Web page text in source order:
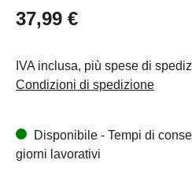
37,99 €
IVA inclusa, più spese di
Condizioni di spedizione
Disponibile - Tempi di
giorni lavorativi